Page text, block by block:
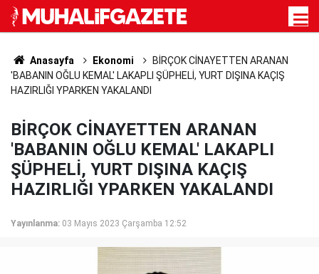
Anasayfa Ekonomi
BİRÇOK CİNAYETTEN ARANAN
'BABANIN OĞLU KEMAL' LAKAPLI ŞÜPHELİ, YURT DIŞINA KAÇIŞ
HAZIRLIĞI YPARKEN YAKALANDI
BİRÇOK CİNAYETTEN ARANAN
'BABANIN OĞLU KEMAL' LAKAPLI
ŞÜPHELİ, YURT DIŞINA KAÇIŞ
HAZIRLIĞI YPARKEN YAKALANDI
Yayınlanma: 03 Mayıs 2023 Çarşamba 12:52